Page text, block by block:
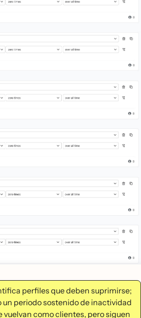
perfiles que deben suprimirse;
periodo sostenido de inactividad
vuelvan como clientes, pero siguen